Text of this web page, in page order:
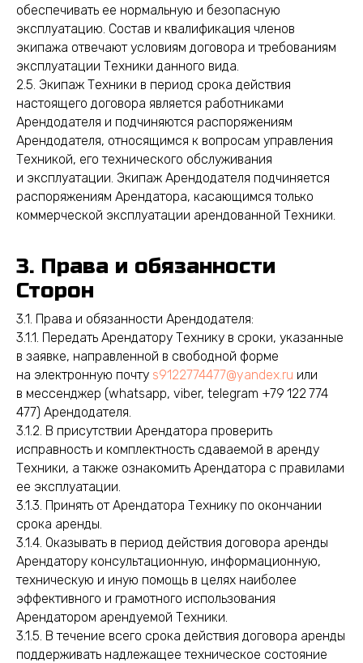
обеспечивать ее нормальную и безопасную
эксплуатацию. Состав и квалификация членов
экипажа отвечают условиям договора и требованиям
эксплуатации Техники данного вида.
2.5. Экипаж Техники в период срока действия
настоящего договора является работниками
Арендодателя и подчиняются распоряжениям
Арендодателя, относящимся к вопросам управления
Техникой, его технического обслуживания
и эксплуатации. Экипаж Арендодателя подчиняется
распоряжениям Арендатора, касающимся только
коммерческой эксплуатации арендованной Техники.
3. Права и обязанности
Сторон
3.1. Права и обязанности Арендодателя:
3.1.1. Передать Арендатору Технику в сроки, указанные
в заявке, направленной в свободной форме
на электронную почту s9122774477@yandex.ru или
в меcсенджер (whatsapp, viber, telegram +79 122 774
477) Арендодателя.
3.1.2. В присутствии Арендатора проверить
исправность и комплектность сдаваемой в аренду
Техники, а также ознакомить Арендатора с правилами
ее эксплуатации.
3.1.3. Принять от Арендатора Технику по окончании
срока аренды.
3.1.4. Оказывать в период действия договора аренды
Арендатору консультационную, информационную,
техническую и иную помощь в целях наиболее
эффективного и грамотного использования
Арендатором арендуемой Техники.
3.1.5. В течение всего срока действия договора аренды
поддерживать надлежащее техническое состояние